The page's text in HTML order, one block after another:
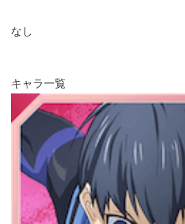
なし
キャラ一覧